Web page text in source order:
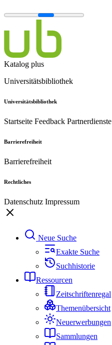
Katalog plus
Universitätsbibliothek
Universitätsbibliothek
Startseite Feedback Partnerdienste
Barrierefreiheit
Barrierefreiheit
Rechtliches
Datenschutz Impressum
Neue Suche
Exakte Suche
Suchhistorie
Ressourcen
Zeitschriftenregal
Themenübersicht
Neuerwerbungen
Sammlungen